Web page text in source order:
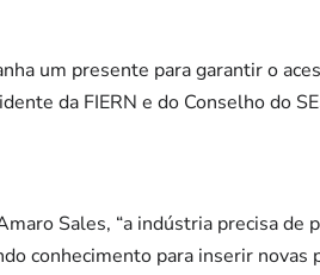
um presente para garantir o
da FIERN e do Conselho do
Sales, “a indústria precisa
conhecimento para inserir